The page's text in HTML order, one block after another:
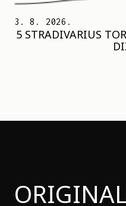
3. 8. 2026.
5 STRADIVARIUS